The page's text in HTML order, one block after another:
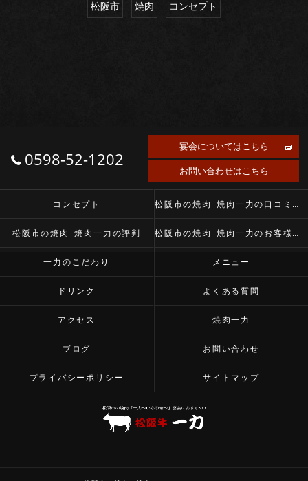
松阪市 焼肉 コンセプト
0598-52-1202
宴会についてはこちら
お問い合わせはこちら
コンセプト 松阪市の焼肉･焼肉一力の口コミ情報
松阪市の焼肉･焼肉一力の評判 松阪市の焼肉･焼肉一力のお客様の声
一力のこだわり メニュー
ドリンク よくある質問
アクセス 焼肉一力
ブログ お問い合わせ
プライバシーポリシー サイトマップ